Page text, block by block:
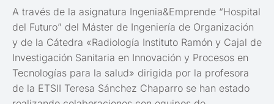
A través de la asignatura Ingenia&Emprende “Hospital
del Futuro” del Máster de Ingeniería de Organización
y de la Cátedra «Radiología Instituto Ramón y Cajal de
Investigación Sanitaria en Innovación y Procesos en
Tecnologías para la salud» dirigida por la profesora
de la ETSII Teresa Sánchez Chaparro se han estado